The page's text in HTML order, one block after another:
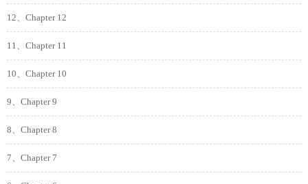
12、Chapter 12
11、Chapter 11
10、Chapter 10
9、Chapter 9
8、Chapter 8
7、Chapter 7